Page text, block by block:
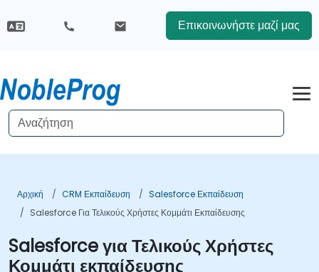
Επικοινωνήστε μαζί μας
Αρχική CRM Εκπαίδευση
Salesforce Εκπαίδευση
Salesforce Για Τελικούς Χρήστες Κομμάτι Εκπαίδευσης
Salesforce για Τελικούς Χρήστες
Κομμάτι εκπαίδευσης